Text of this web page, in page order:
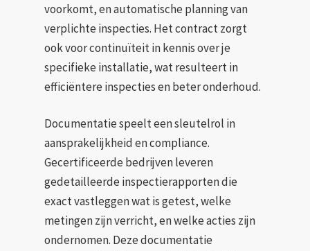
voorkomt, en automatische planning van
verplichte inspecties. Het contract zorgt
ook voor continuïteit in kennis over je
specifieke installatie, wat resulteert in
efficiëntere inspecties en beter onderhoud.
Documentatie speelt een sleutelrol in
aansprakelijkheid en compliance.
Gecertificeerde bedrijven leveren
gedetailleerde inspectierapporten die
exact vastleggen wat is getest, welke
metingen zijn verricht, en welke acties zijn
ondernomen. Deze documentatie